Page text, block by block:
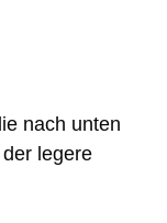
nach unten
legere